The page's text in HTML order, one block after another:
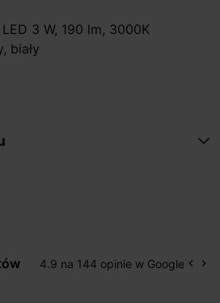
3 W, 190 lm, 3000K
biały
4.9 na 144 opinie w Google keyboard_arrow_left keyboard_arrow_right